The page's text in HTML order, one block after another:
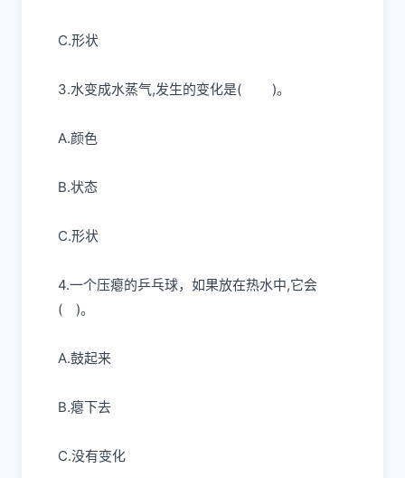
C.形状
3.水变成水蒸气,发生的变化是( )。
A.颜色
B.状态
C.形状
4.一个压瘪的乒乓球，如果放在热水中,它会
(
)。
A.鼓起来
B.瘪下去
C.没有变化